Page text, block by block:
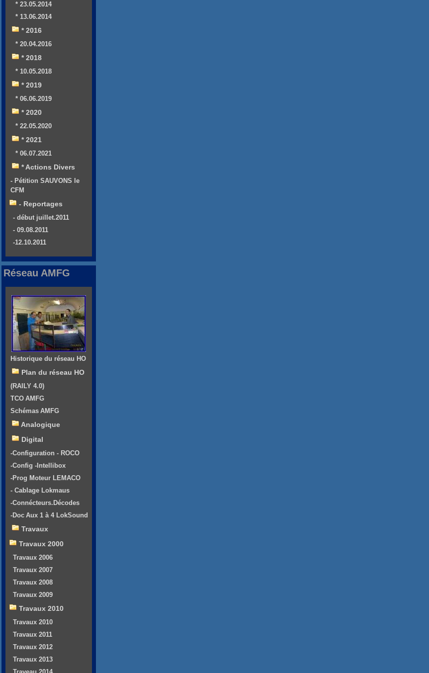
* 23.05.2014
* 13.06.2014
* 2016
* 20.04.2016
* 2018
* 10.05.2018
* 2019
* 06.06.2019
* 2020
* 22.05.2020
* 2021
* 06.07.2021
* Actions Divers
- Pétition SAUVONS le
CFM
- Reportages
- début juillet.2011
- 09.08.2011
-12.10.2011
Réseau AMFG
Historique du réseau HO
Plan du réseau HO
(RAILY 4.0)
TCO AMFG
Schémas AMFG
Analogique
Digital
-Configuration - ROCO
-Config -Intellibox
-Prog Moteur LEMACO
- Cablage Lokmaus
-Connécteurs.Décodes
-Doc Aux 1 à 4 LokSound
Travaux
Travaux 2000
Travaux 2006
Travaux 2007
Travaux 2008
Travaux 2009
Travaux 2010
Travaux 2010
Travaux 2011
Travaux 2012
Travaux 2013